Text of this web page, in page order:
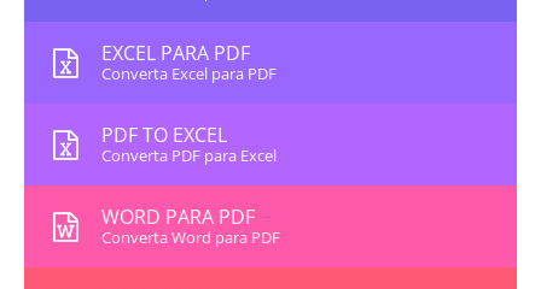
EXCEL PARA PDF
Converta Excel para PDF
PDF TO EXCEL
Converta PDF para Excel
WORD PARA PDF
Converta Word para PDF